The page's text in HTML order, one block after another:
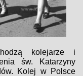
kolejarze i
św. Katarzyny
Kolej w Polsce